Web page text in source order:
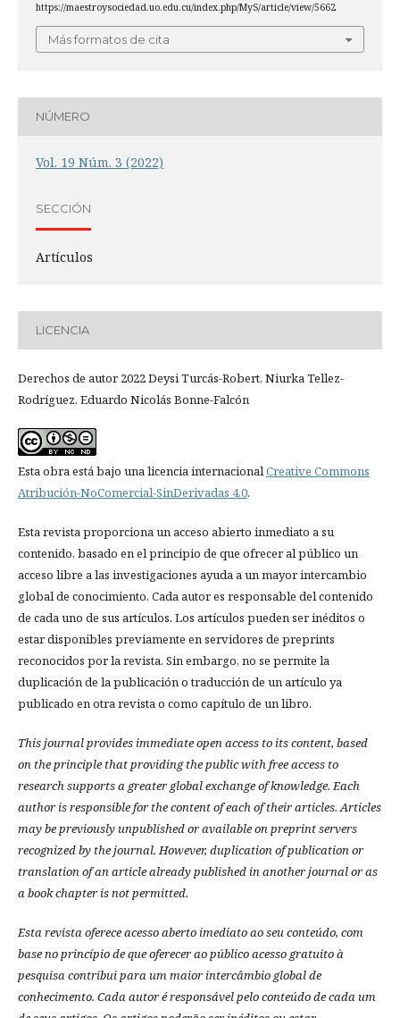
https://maestroysociedad.uo.edu.cu/index.php/MyS/article/view/5662
Más formatos de cita
NÚMERO
Vol. 19 Núm. 3 (2022)
SECCIÓN
Artículos
LICENCIA
Derechos de autor 2022 Deysi Turcás-Robert, Niurka Tellez-
Rodríguez, Eduardo Nicolás Bonne-Falcón
Esta obra está bajo una licencia internacionalCreative Commons
Atribución-NoComercial-SinDerivadas 4.0.
Esta revista proporciona un acceso abierto inmediato a su
contenido, basado en el principio de que ofrecer al público un
acceso libre a las investigaciones ayuda a un mayor intercambio
global de conocimiento. Cada autor es responsable del contenido
de cada uno de sus artículos. Los artículos pueden ser inéditos o
estar disponibles previamente en servidores de preprints
reconocidos por la revista. Sin embargo, no se permite la
duplicación de la publicación o traducción de un artículo ya
publicado en otra revista o como capítulo de un libro.
This journal provides immediate open access to its content, based
on the principle that providing the public with free access to
research supports a greater global exchange of knowledge. Each
author is responsible for the content of each of their articles. Articles
may be previously unpublished or available on preprint servers
recognized by the journal. However, duplication of publication or
translation of an article already published in another journal or as
a book chapter is not permitted.
Esta revista oferece acesso aberto imediato ao seu conteúdo, com
base no princípio de que oferecer ao público acesso gratuito à
pesquisa contribui para um maior intercâmbio global de
conhecimento. Cada autor é responsável pelo conteúdo de cada um